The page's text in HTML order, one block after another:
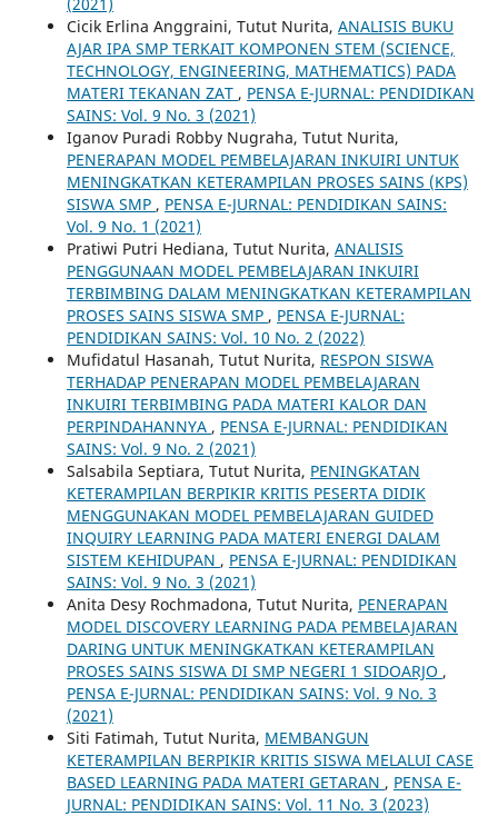
Cicik Erlina Anggraini, Tutut Nurita, ANALISIS BUKU
AJAR IPA SMP TERKAIT KOMPONEN STEM (SCIENCE,
TECHNOLOGY, ENGINEERING, MATHEMATICS) PADA
MATERI TEKANAN ZAT , PENSA E-JURNAL: PENDIDIKAN
SAINS: Vol. 9 No. 3 (2021)
Iganov Puradi Robby Nugraha, Tutut Nurita,
PENERAPAN MODEL PEMBELAJARAN INKUIRI UNTUK
MENINGKATKAN KETERAMPILAN PROSES SAINS (KPS)
SISWA SMP , PENSA E-JURNAL: PENDIDIKAN SAINS:
Vol. 9 No. 1 (2021)
Pratiwi Putri Hediana, Tutut Nurita, ANALISIS
PENGGUNAAN MODEL PEMBELAJARAN INKUIRI
TERBIMBING DALAM MENINGKATKAN KETERAMPILAN
PROSES SAINS SISWA SMP , PENSA E-JURNAL:
PENDIDIKAN SAINS: Vol. 10 No. 2 (2022)
Mufidatul Hasanah, Tutut Nurita, RESPON SISWA
TERHADAP PENERAPAN MODEL PEMBELAJARAN
INKUIRI TERBIMBING PADA MATERI KALOR DAN
PERPINDAHANNYA , PENSA E-JURNAL: PENDIDIKAN
SAINS: Vol. 9 No. 2 (2021)
Salsabila Septiara, Tutut Nurita, PENINGKATAN
KETERAMPILAN BERPIKIR KRITIS PESERTA DIDIK
MENGGUNAKAN MODEL PEMBELAJARAN GUIDED
INQUIRY LEARNING PADA MATERI ENERGI DALAM
SISTEM KEHIDUPAN , PENSA E-JURNAL: PENDIDIKAN
SAINS: Vol. 9 No. 3 (2021)
Anita Desy Rochmadona, Tutut Nurita, PENERAPAN
MODEL DISCOVERY LEARNING PADA PEMBELAJARAN
DARING UNTUK MENINGKATKAN KETERAMPILAN
PROSES SAINS SISWA DI SMP NEGERI 1 SIDOARJO ,
PENSA E-JURNAL: PENDIDIKAN SAINS: Vol. 9 No. 3
(2021)
Siti Fatimah, Tutut Nurita, MEMBANGUN
KETERAMPILAN BERPIKIR KRITIS SISWA MELALUI CASE
BASED LEARNING PADA MATERI GETARAN , PENSA E-
JURNAL: PENDIDIKAN SAINS: Vol. 11 No. 3 (2023)